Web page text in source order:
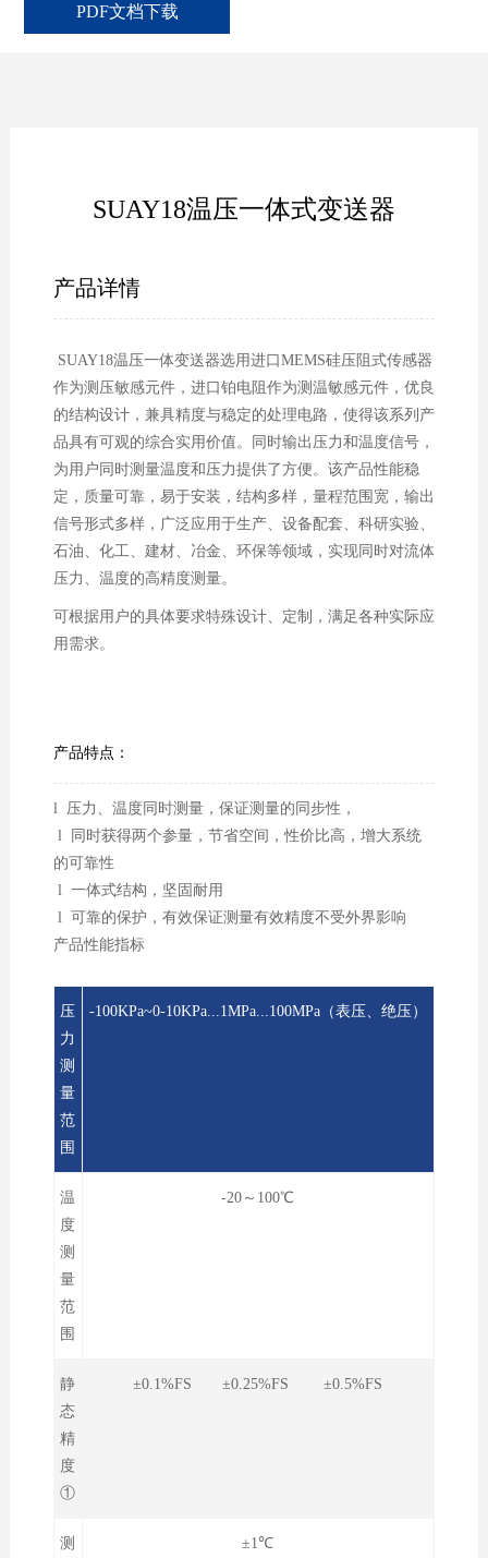
PDF文档下载
SUAY18温压一体式变送器
产品详情
SUAY18温压一体变送器选用进口MEMS硅压阻式传感器
作为测压敏感元件，进口铂电阻作为测温敏感元件，优良
的结构设计，兼具精度与稳定的处理电路，使得该系列产
品具有可观的综合实用价值。同时输出压力和温度信号，
为用户同时测量温度和压力提供了方便。该产品性能稳
定，质量可靠，易于安装，结构多样，量程范围宽，输出
信号形式多样，广泛应用于生产、设备配套、科研实验、
石油、化工、建材、冶金、环保等领域，实现同时对流体
压力、温度的高精度测量。
可根据用户的具体要求特殊设计、定制，满足各种实际应
用需求。
产品特点：
l 压力、温度同时测量，保证测量的同步性，
l 同时获得两个参量，节省空间，性价比高，增大系统
的可靠性
l 一体式结构，坚固耐用
l 可靠的保护，有效保证测量有效精度不受外界影响
产品性能指标
压
力
测
量
范
围
-100KPa~0-10KPa...1MPa...100MPa（表压、绝压）
温
度
测
量
范
围
-20～100℃
静
态
精
度
①
±0.1%FS ±0.25%FS ±0.5%FS
测 ±1℃